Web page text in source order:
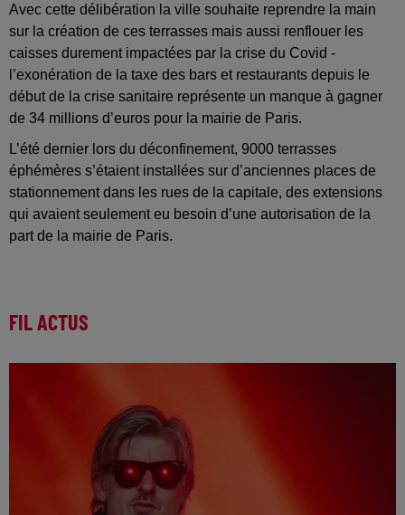
Avec cette délibération la ville souhaite reprendre la main
sur la création de ces terrasses mais aussi renflouer les
caisses durement impactées par la crise du Covid -
l’exonération de la taxe des bars et restaurants depuis le
début de la crise sanitaire représente un manque à gagner
de 34 millions d’euros pour la mairie de Paris.
L’été dernier lors du déconfinement, 9000 terrasses
éphémères s’étaient installées sur d’anciennes places de
stationnement dans les rues de la capitale, des extensions
qui avaient seulement eu besoin d’une autorisation de la
part de la mairie de Paris.
FIL ACTUS